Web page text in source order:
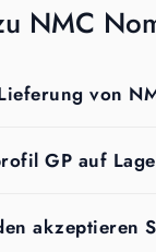
NMC
von
GP auf
akzeptieren